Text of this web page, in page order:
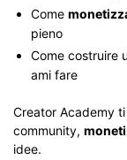
Come
pieno
Come costruire
ami fare
Creator Academy
community,
idee.